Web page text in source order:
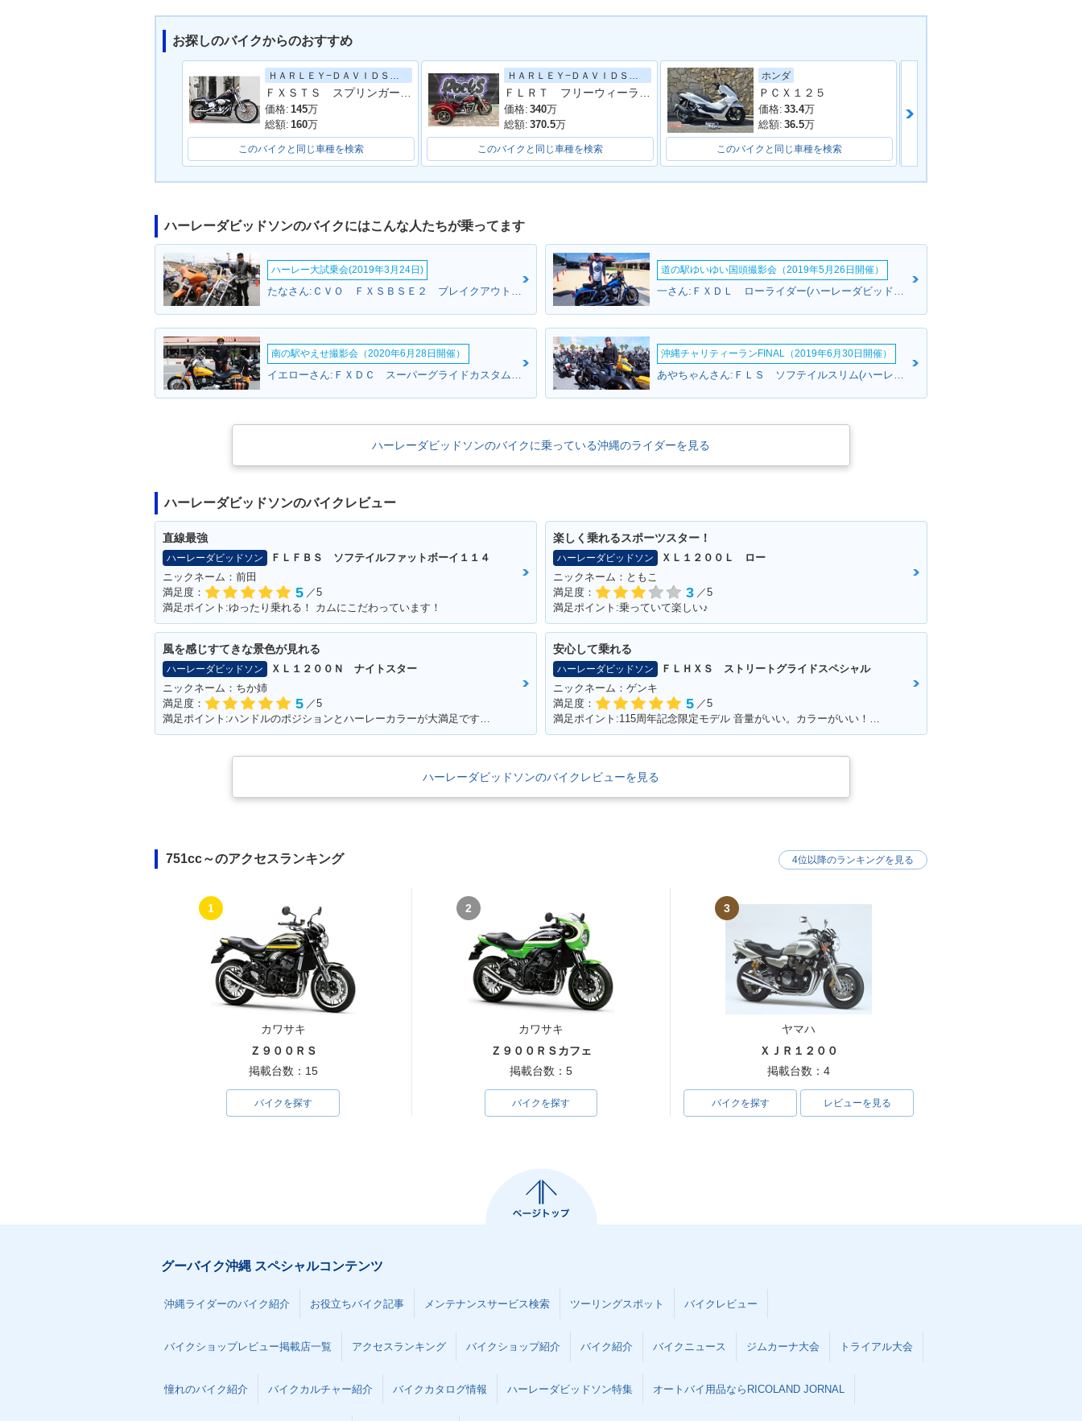
1959年 XLH・マイナー
チェンジ
1958年 XLH・新登場
お探しのバイクからのおすすめ
ＨＡＲＬＥＹ−ＤＡＶＩＤＳＯＮ
価格: 145万
総額: 160万
このバイクと同じ車種を検索
ＨＡＲＬＥＹ−ＤＡＶＩＤＳＯＮ
価格: 340万
総額: 370.5万
このバイクと同じ車種を検索
ホンダ
ＰＣＸ１２５
価格: 33.4万
総額: 36.5万
このバイクと同じ車種を検索
ハーレーダビッドソンのバイクにはこんな人たちが乗ってます
ハーレー大試乗会(2019年3月24日)
たなさん:ＣＶＯ ＦＸＳＢＳＥ２ ブレイクアウト(ハーレーダビッドソン)
道の駅ゆいゆい国頭撮影会（2019年5月26日開催）
一さん:ＦＸＤＬ ローライダー(ハーレーダビッドソン)
南の駅やえせ撮影会（2020年6月28日開催）
イエローさん:ＦＸＤＣ スーパーグライドカスタム(ハーレーダビッドソン)
沖縄チャリティーランFINAL（2019年6月30日開催）
あやちゃんさん:ＦＬＳ ソフテイルスリム(ハーレーダビッドソン)
ハーレーダビッドソンのバイクに乗っている沖縄のライダーを見る
ハーレーダビッドソンのバイクレビュー
直線最強
ハーレーダビッドソン
ＦＬＦＢＳ ソフテイルファットボーイ１１４
ニックネーム：前田
満足度：
5 ／5
満足ポイント:ゆったり乗れる！ カムにこだわっています！
楽しく乗れるスポーツスター！
ハーレーダビッドソン
ＸＬ１２００Ｌ ロー
ニックネーム：ともこ
満足度：
3 ／5
満足ポイント:乗っていて楽しい♪
風を感じすてきな景色が見れる
ハーレーダビッドソン
ＸＬ１２００Ｎ ナイトスター
ニックネーム：ちか姉
満足度：
5 ／5
満足ポイント:ハンドルのポジションとハーレーカラーが大満足です！ パワーも抜群！
安心して乗れる
ハーレーダビッドソン
ＦＬＨＸＳ ストリートグライドスペシャル
ニックネーム：ゲンキ
満足度：
5 ／5
満足ポイント:115周年記念限定モデル 音量がいい。カラーがいい！カムを交換している。音が良くなった。 外観をいじってカスタムしていきたい。
ハーレーダビッドソンのバイクレビューを見る
751cc～のアクセスランキング
1
カワサキ
Ｚ９００ＲＳ
掲載台数：15
バイクを探す
2
カワサキ
Ｚ９００ＲＳカフェ
掲載台数：5
バイクを探す
3
ヤマハ
ＸＪＲ１２００
掲載台数：4
バイクを探す レビューを見る
4位以降のランキングを見る
グーバイク沖縄 スペシャルコンテンツ
沖縄ライダーのバイク紹介 お役立ちバイク記事 メンテナンスサービス検索 ツーリングスポット バイクレビュー
バイクショップレビュー掲載店一覧 アクセスランキング バイクショップ紹介 バイク紹介 バイクニュース ジムカーナ大会 トライアル大会
憧れのバイク紹介 バイクカルチャー紹介 バイクカタログ情報 ハーレーダビッドソン特集 オートバイ用品ならRICOLAND JORNAL